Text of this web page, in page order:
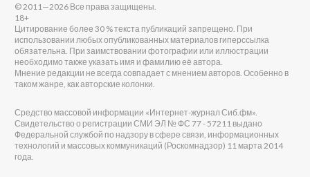
© 2011—2026 Все права защищены.
18+
Цитирование более 30 % текста публикаций запрещено. При
использовании любых опубликованных материалов гиперссылка
обязательна. При заимствовании фотографии или иллюстрации
необходимо также указать имя и фамилию её автора.
Мнение редакции не всегда совпадает с мнением авторов. Особенно в
таком жанре, как авторские колонки.
Средство массовой информации «Интернет-журнал Сиб.фм».
Свидетельство о регистрации СМИ ЭЛ № ФС 77 - 57211 выдано
Федеральной службой по надзору в сфере связи, информационных
технологий и массовых коммуникаций (Роскомнадзор) 11 марта 2014
года.